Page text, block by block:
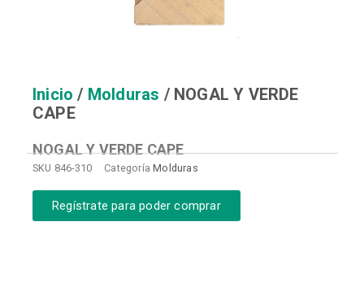
Inicio / Molduras / NOGAL Y VERDE
CAPE
NOGAL Y VERDE CAPE
SKU 846-310 Categoría Molduras
Regístrate para poder comprar